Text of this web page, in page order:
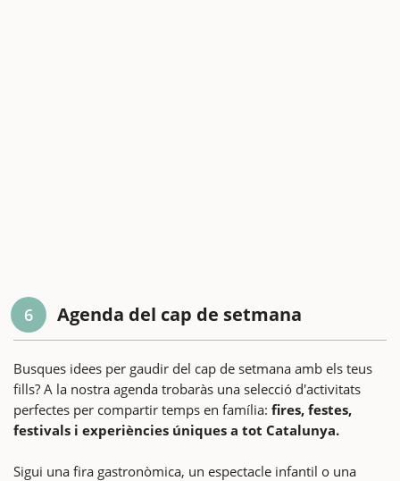
6 Agenda del cap de setmana
Busques idees per gaudir del cap de setmana amb els teus
fills? A la nostra agenda trobaràs una selecció d'activitats
perfectes per compartir temps en família: fires, festes,
festivals i experiències úniques a tot Catalunya.
Sigui una fira gastronòmica, un espectacle infantil o una